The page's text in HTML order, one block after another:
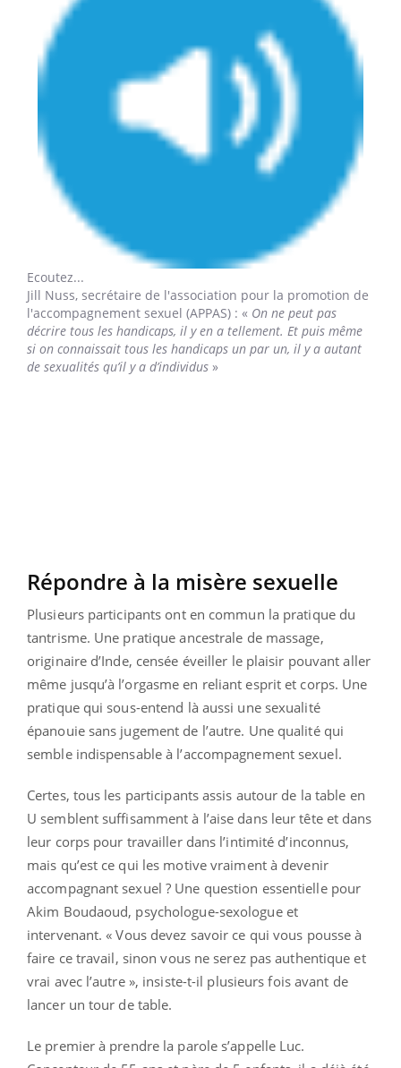
Ecoutez...
Jill Nuss, secrétaire de l'association pour la promotion de
l'accompagnement sexuel (APPAS) : « On ne peut pas
décrire tous les handicaps, il y en a tellement. Et puis même
si on connaissait tous les handicaps un par un, il y a autant
de sexualités qu’il y a d’individus »
Répondre à la misère sexuelle
Plusieurs participants ont en commun la pratique du
tantrisme. Une pratique ancestrale de massage,
originaire d’Inde, censée éveiller le plaisir pouvant aller
même jusqu’à l’orgasme en reliant esprit et corps. Une
pratique qui sous-entend là aussi une sexualité
épanouie sans jugement de l’autre. Une qualité qui
semble indispensable à l’accompagnement sexuel.
Certes, tous les participants assis autour de la table en
U semblent suffisamment à l’aise dans leur tête et dans
leur corps pour travailler dans l’intimité d’inconnus,
mais qu’est ce qui les motive vraiment à devenir
accompagnant sexuel ? Une question essentielle pour
Akim Boudaoud, psychologue-sexologue et
intervenant. « Vous devez savoir ce qui vous pousse à
faire ce travail, sinon vous ne serez pas authentique et
vrai avec l’autre », insiste-t-il plusieurs fois avant de
lancer un tour de table.
Le premier à prendre la parole s’appelle Luc.